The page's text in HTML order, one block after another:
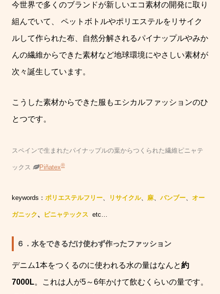
今世界で多くのブランドが新しいエコ素材の開発に取り
組んでいて、
ペットボトルやポリエステルをリサイク
ルして作られた布、自然分解されるパイナップルやみか
んの繊維からできた素材など地球環境にやさしい素材が
次々誕生しています。
こうした素材からできた服もエシカルファッションのひ
とつです。
スペインで生まれたパイナップルの葉からつくられた繊維ピニャテ
ックス Piñatex®
keywords： ポリエステルフリー、 リサイクル、 麻、 バンブー、 オー
ガニック、 ピニャテックス etc…
６．水をできるだけ使わず作ったファッション
デニム1本をつくるのに使われる水の量はなんと約
7000L。これは人が5～6年かけて飲むくらいの量です。